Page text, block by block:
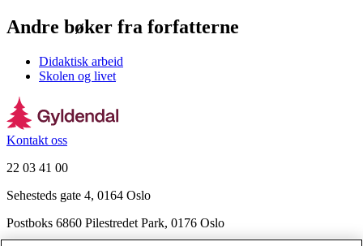
Andre bøker fra forfatterne
Didaktisk arbeid
Skolen og livet
Kontakt oss
22 03 41 00
Sehesteds gate 4, 0164 Oslo
Postboks 6860 Pilestredet Park, 0176 Oslo